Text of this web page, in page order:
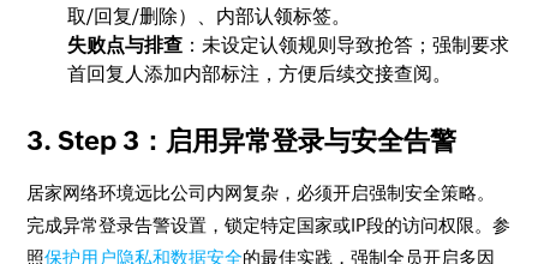
取/回复/删除）、内部认领标签。
失败点与排查 ：未设定认领规则导致抢答；强制要求
首回复人添加内部标注，方便后续交接查阅。
3. Step 3：启用异常登录与安全告警
居家网络环境远比公司内网复杂，必须开启强制安全策略。
完成异常登录告警设置，锁定特定国家或IP段的访问权限。参
照保护用户隐私和数据安全的最佳实践，强制全员开启多因